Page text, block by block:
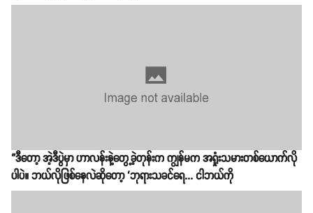
“ဒီတော့ အဲ့ဒီပွဲမှာ ဟာလန်းနဲ့တွေ့ခဲ့တုန်းက ကျွန်မက အရှုံးသမားတစ်ယောက်လို
ပါပဲ။ ဘယ်လိုဖြစ်နေလဲဆိုတော့ ‘ဘုရားသခင်ရေ... ငါဘယ်ကို